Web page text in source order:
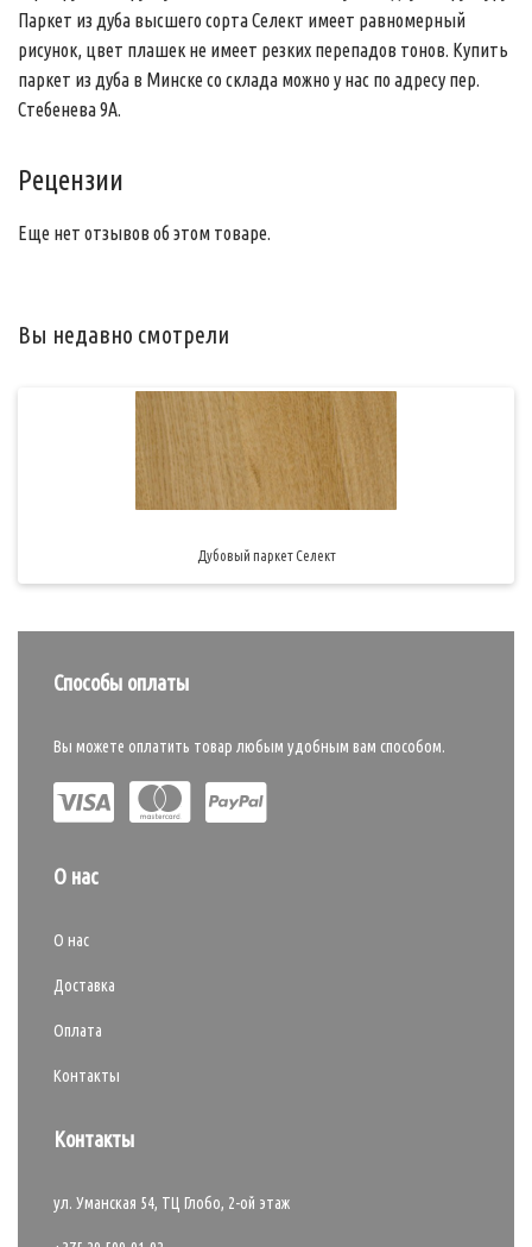
Паркет из дуба высшего сорта Селект имеет равномерный
рисунок, цвет плашек не имеет резких перепадов тонов. Купить
паркет из дуба в Минске со склада можно у нас по адресу пер.
Стебенева 9А.
Рецензии
Еще нет отзывов об этом товаре.
Вы недавно смотрели
Дубовый паркет Селект
Способы оплаты
Вы можете оплатить товар любым удобным вам способом.
О нас
О нас
Доставка
Оплата
Контакты
Контакты
ул. Уманская 54, ТЦ Глобо, 2-ой этаж